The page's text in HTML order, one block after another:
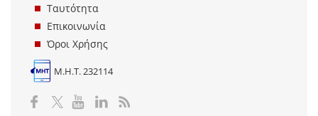
Ταυτότητα
Επικοινωνία
Όροι Χρήσης
Μ.Η.Τ. 232114